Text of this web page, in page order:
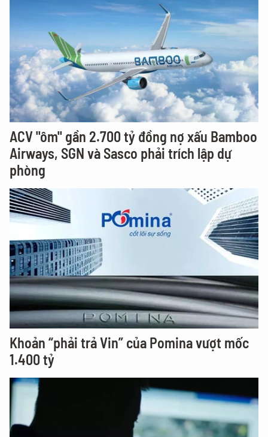
ACV "ôm" gần 2.700 tỷ đồng nợ xấu Bamboo
Airways, SGN và Sasco phải trích lập dự
phòng
Khoản “phải trả Vin” của Pomina vượt mốc
1.400 tỷ